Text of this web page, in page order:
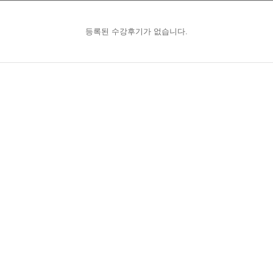
등록된 수강후기가 없습니다.